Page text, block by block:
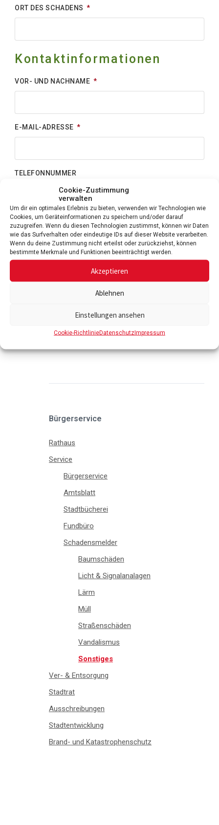
Cookie-Zustimmung
verwalten
Um dir ein optimales Erlebnis zu bieten, verwenden wir Technologien wie
Cookies, um Geräteinformationen zu speichern und/oder darauf
zuzugreifen. Wenn du diesen Technologien zustimmst, können wir Daten
wie das Surfverhalten oder eindeutige IDs auf dieser Website verarbeiten.
Wenn du deine Zustimmung nicht erteilst oder zurückziehst, können
bestimmte Merkmale und Funktionen beeinträchtigt werden.
Akzeptieren
Ablehnen
Einstellungen ansehen
Cookie-RichtlinieDatenschutzImpressum
Bürgerservice
Rathaus
Service
Bürgerservice
Amtsblatt
Stadtbücherei
Fundbüro
Schadensmelder
Baumschäden
Licht & Signalanalagen
Lärm
Müll
Straßenschäden
Vandalismus
Sonstiges
Ver- & Entsorgung
Stadtrat
Ausschreibungen
Stadtentwicklung
Brand- und Katastrophenschutz
ORT DES SCHADENS
Kontaktinformationen
VOR- UND NACHNAME
E-MAIL-ADRESSE
TELEFONNUMMER
Sind alle Angaben korrekt?
DATENSCHUTZERKLÄRUNG
ICH HABE DIEDATENSCHUTZERKLÄRUNGGELESEN
UND BIN DAMIT EINVERSTANDEN.
SCHADEN MELDEN
gekennzeichnete Felder müssen ausgefüllt